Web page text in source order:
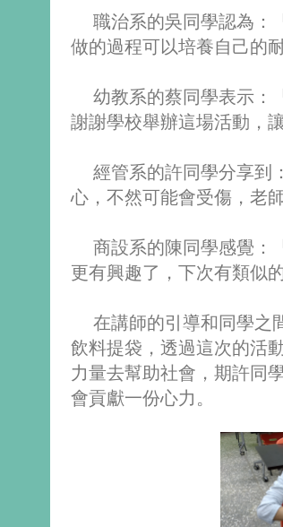
職治系的吳同學認為：
做的過程可以培養自己的
幼教系的蔡同學表示：
謝謝學校舉辦這場活動，
經管系的許同學分享到
心，不然可能會受傷，老
商設系的陳同學感覺：
更有興趣了，下次有類似
在講師的引導和同學之
飲料提袋，透過這次的活
力量去幫助社會，期許同
會貢獻一份心力。